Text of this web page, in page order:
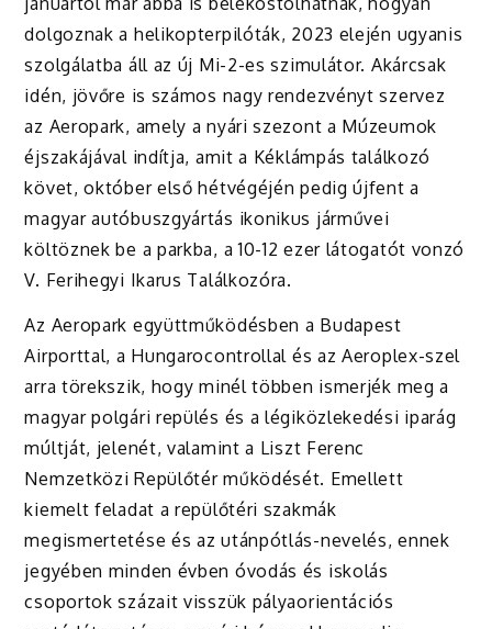
dolgoznak a helikopterpilóták, 2023 elején ugyanis
szolgálatba áll az új Mi-2-es szimulátor. Akárcsak
idén, jövőre is számos nagy rendezvényt szervez
az Aeropark, amely a nyári szezont a Múzeumok
éjszakájával indítja, amit a Kéklámpás találkozó
követ, október első hétvégéjén pedig újfent a
magyar autóbuszgyártás ikonikus járművei
költöznek be a parkba, a 10-12 ezer látogatót vonzó
V. Ferihegyi Ikarus Találkozóra.
Az Aeropark együttműködésben a Budapest
Airporttal, a Hungarocontrollal és az Aeroplex-szel
arra törekszik, hogy minél többen ismerjék meg a
magyar polgári repülés és a légiközlekedési iparág
múltját, jelenét, valamint a Liszt Ferenc
Nemzetközi Repülőtér működését. Emellett
kiemelt feladat a repülőtéri szakmák
megismertetése és az utánpótlás-nevelés, ennek
jegyében minden évben óvodás és iskolás
csoportok százait visszük pályaorientációs